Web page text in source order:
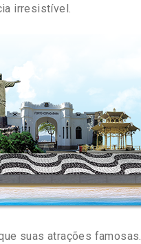
irresistível.
suas atrações famosas.